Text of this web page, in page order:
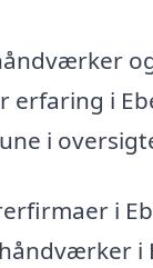
erfaring i
i
i
i